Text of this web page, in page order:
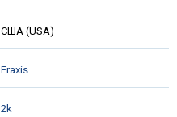
США (USA)
Fraxis
2k